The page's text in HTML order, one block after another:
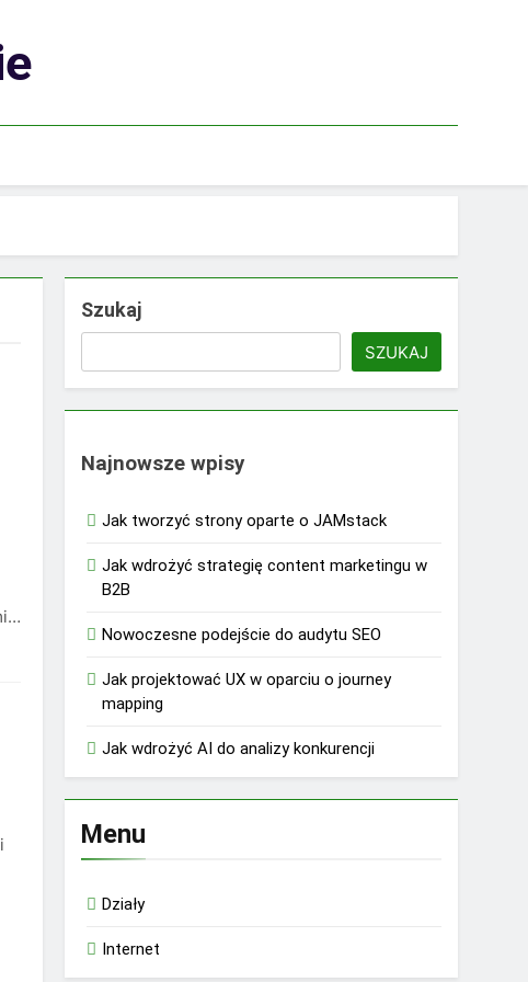
Szukaj
SZUKAJ
Najnowsze wpisy
Jak tworzyć strony oparte o JAMstack
Jak wdrożyć strategię content marketingu w
B2B
Nowoczesne podejście do audytu SEO
Jak projektować UX w oparciu o journey
mapping
Jak wdrożyć AI do analizy konkurencji
Menu
Działy
Internet